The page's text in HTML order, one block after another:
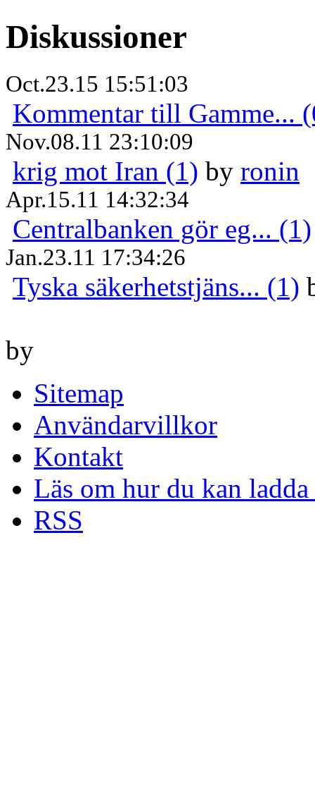
Diskussioner
Oct.23.15 15:51:03
Kommentar till Gamme...
Nov.08.11 23:10:09
krig mot Iran (1) by ronin
Apr.15.11 14:32:34
Centralbanken gör eg... (1)
Jan.23.11 17:34:26
Tyska säkerhetstjäns... (1)
by
Sitemap
Användarvillkor
Kontakt
Läs om hur du kan
RSS